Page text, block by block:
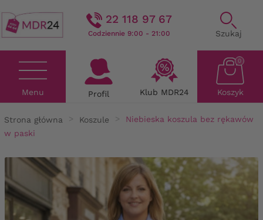
22 118 97 67
Codziennie 9:00 - 21:00 Szukaj
Menu Profil Klub MDR24 Koszyk
0
Strona główna Koszule
Niebieska koszula bez rękawów
w paski